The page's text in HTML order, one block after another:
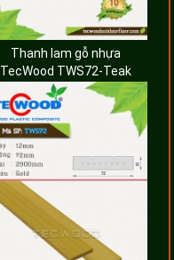
Thanh lam gỗ nhựa
TecWood TWS72-Teak